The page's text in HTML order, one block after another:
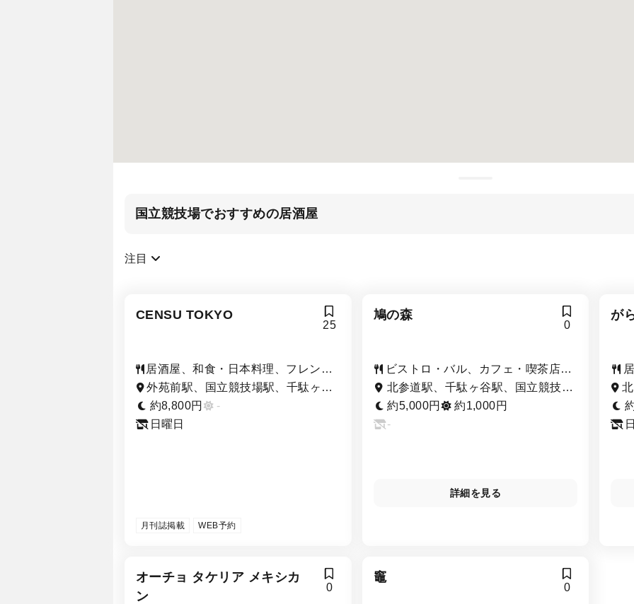
国立競技場でおすすめの居酒屋
注目
CENSU TOKYO
25
居酒屋、和食・日本料理、フレンチ
（フランス料理）
外苑前駅、国立競技場駅、千駄ヶ谷
駅、北参道駅
約8,800円
-
日曜日
月刊誌掲載 WEB予約
鳩の森
0
ビストロ・バル、カフェ・喫茶店、
居酒屋
北参道駅、千駄ヶ谷駅、国立競技場
駅
約5,000円
約1,000円
-
詳細を見る
が
オーチョ タケリア メキシカ
ン
0
竈
0